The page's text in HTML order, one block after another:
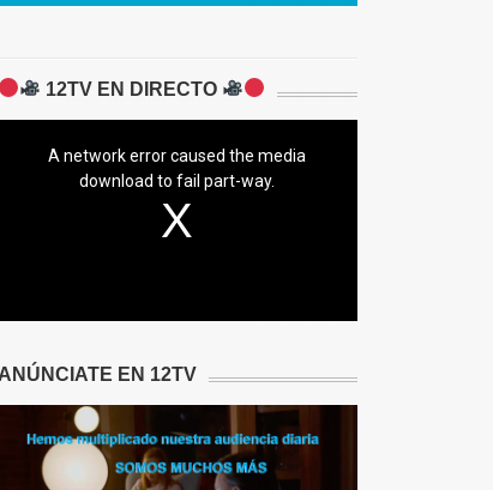
12TV EN DIRECTO
A network error caused the media
download to fail part-way.
ANÚNCIATE EN 12TV